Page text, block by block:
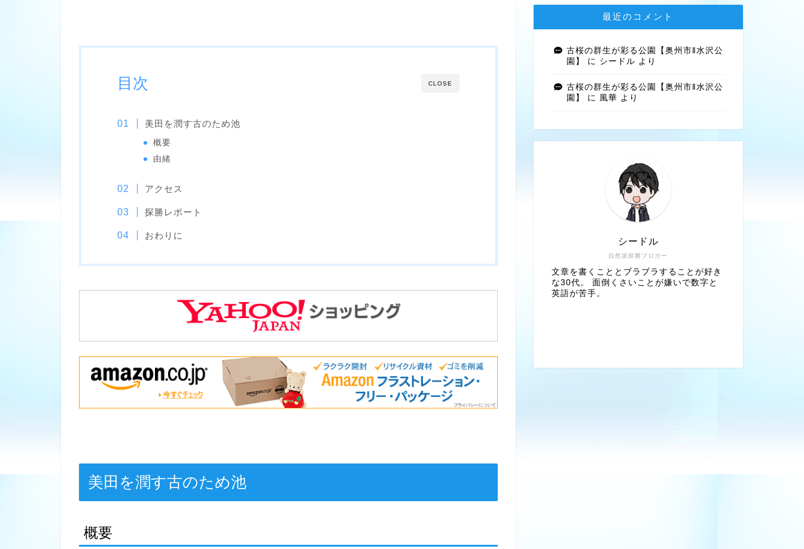
CLOSE
目次
美田を潤す古のため池
概要
由緒
アクセス
探勝レポート
おわりに
美田を潤す古のため池
概要
最近のコメント
古桜の群生が彩る公園【奥州市‖水沢公
園】
に シードル より
古桜の群生が彩る公園【奥州市‖水沢公
園】
に 風華 より
自然派探勝ブロガー
シードル
文章を書くこととブラブラすることが好き
な30代。 面倒くさいことが嫌いで数字と
英語が苦手。